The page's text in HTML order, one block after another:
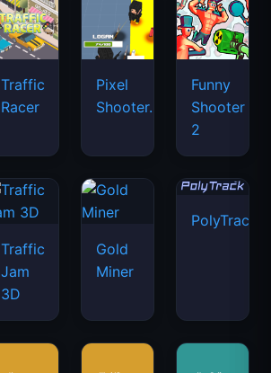
Traffic
Racer
Pixel
Shooter.IO
Funny
Shooter
2
Traffic
Jam
3D
Gold
Miner
PolyTrack